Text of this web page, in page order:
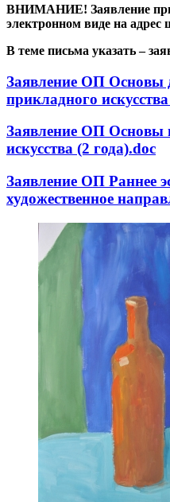
ВНИМАНИЕ! Заявление
электронном виде на
В теме письма указать –
Заявление ОП Основы
прикладного
Заявление ОП Основы
искусства (2 года).doc
Заявление ОП Раннее
художественное